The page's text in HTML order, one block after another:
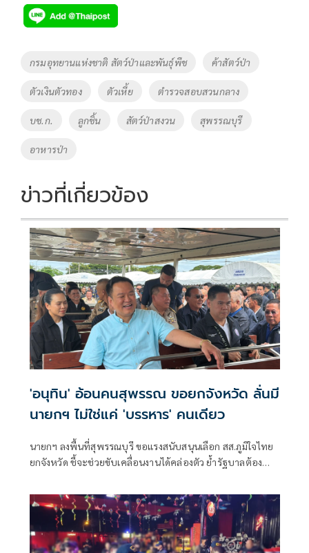
e
b
o
o
k
tt
er
p
y
Li
n
k
Tags
กรมอุทยานแห่งชาติ สัตว์ป่าและพันธุ์พืช ค้าสัตว์ป่า
ตัวเงินตัวทอง ตัวเหี้ย ตำรวจสอบสวนกลาง
บช.ก. ลูกชิ้น สัตว์ป่าสงวน สุพรรณบุรี
อาหารป่า
ข่าวที่เกี่ยวข้อง
'อนุทิน' อ้อนคนสุพรรณ ขอยกจังหวัด ลั่นมี
นายกฯ ไม่ใช่แค่ 'บรรหาร' คนเดียว
นายกฯ ลงพื้นที่สุพรรณบุรี ขอแรงสนับสนุนเลือก สส.ภูมิใจไทย
ยกจังหวัด ชี้จะช่วยขับเคลื่อนงานได้คล่องตัว ย้ำรัฐบาลต้อง
ระท้าวเวสสุวรรณเอาฤกษ์เอาชัย